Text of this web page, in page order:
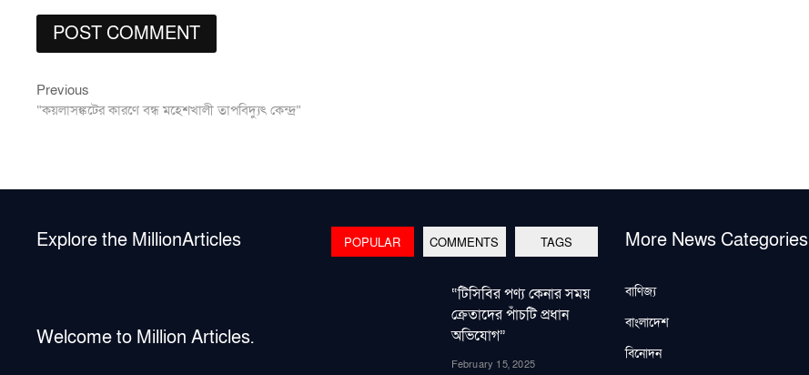
Post
Previous
post:
“কয়লাসঙ্কটের কারণে বন্ধ মহেশখালী তাপবিদ্যুৎ কেন্দ্র”
Explore the MillionArticles
Welcome to Million Articles.
POPULAR COMMENTS TAGS
“টিসিবির পণ্য কেনার সময়
ক্রেতাদের পাঁচটি প্রধান
অভিযোগ”
February 15, 2025
More News Categories
বাণিজ্য
বাংলাদেশ
বিনোদন